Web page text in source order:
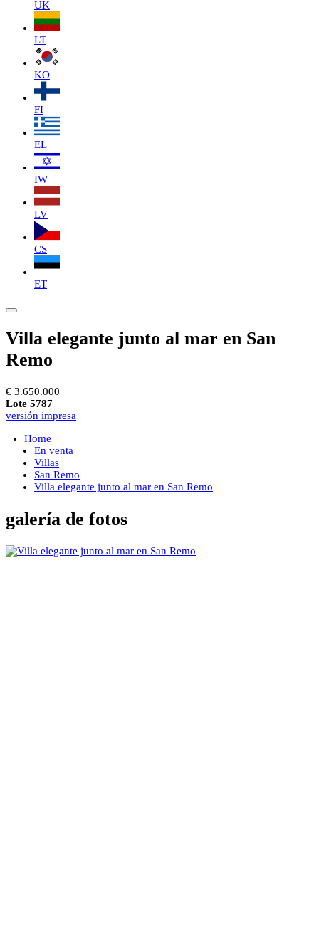
UK
LT
KO
FI
EL
IW
LV
CS
ET
Villa elegante junto al mar en San
Remo
€ 3.650.000
Lote 5787
versión impresa
Home
En venta
Villas
San Remo
Villa elegante junto al mar en San Remo
galería de fotos